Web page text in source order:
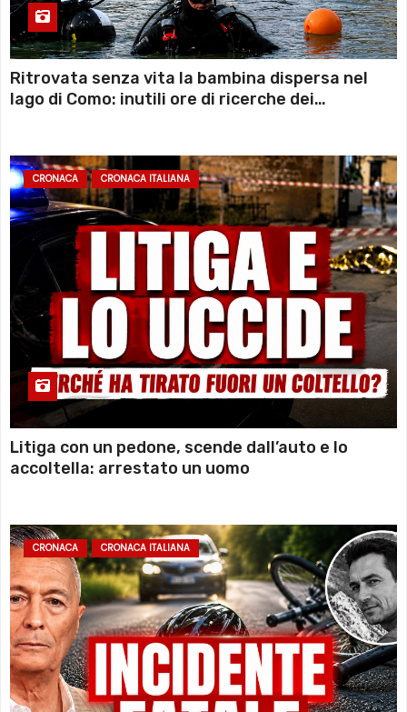
Ritrovata senza vita la bambina dispersa nel
lago di Como: inutili ore di ricerche dei
CRONACA CRONACA ITALIANA
Litiga con un pedone, scende dall’auto e lo
accoltella: arrestato un uomo
CRONACA CRONACA ITALIANA